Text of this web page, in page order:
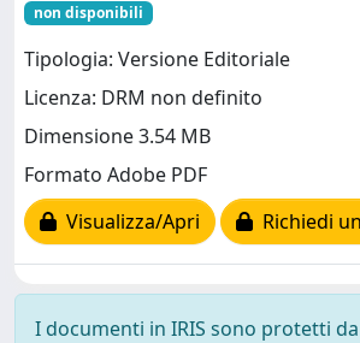
non disponibili
Tipologia: Versione Editoriale
Licenza: DRM non definito
Dimensione 3.54 MB
Formato Adobe PDF
Visualizza/Apri
Richiedi
I documenti in IRIS sono protetti